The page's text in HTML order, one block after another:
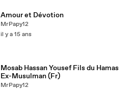
Amour et Dévotion
MrPapy12
il y a 15 ans
Mosab Hassan Yousef Fils du Hamas
Ex-Musulman (Fr)
MrPapy12